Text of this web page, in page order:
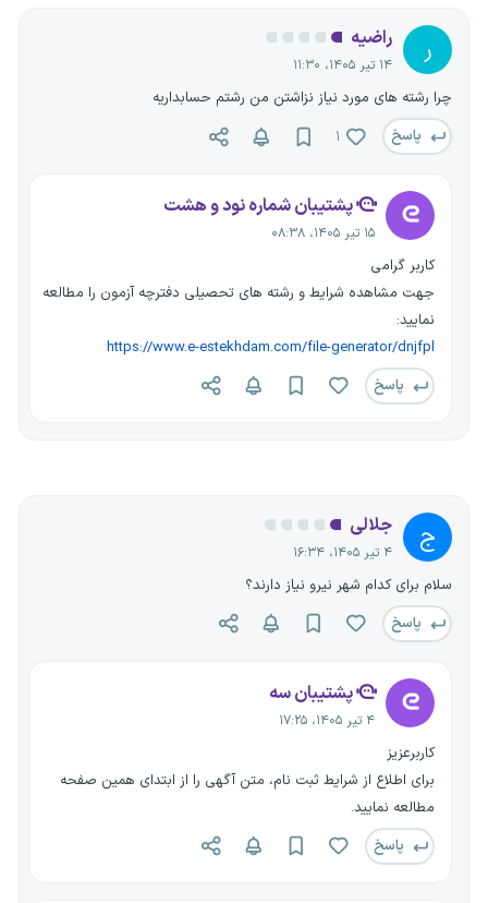
ر راضیه
۱۴ تیر ۱۴۰۵، ۱۱:۳۰
چرا رشته های مورد نیاز نزاشتن من رشتم حسابداریه
پاسخ
۱
پشتیبان شماره نود و هشت
۱۵ تیر ۱۴۰۵، ۰۸:۳۸
کاربر گرامی
جهت مشاهده شرایط و رشته های تحصیلی دفترچه آزمون را مطالعه
نمایید:
https://www.e-estekhdam.com/file-generator/dnjfpl
پاسخ
ج جلالی
۴ تیر ۱۴۰۵، ۱۶:۳۴
سلام برای کدام شهر نیرو نیاز دارند؟
پاسخ
پشتیبان سه
۴ تیر ۱۴۰۵، ۱۷:۲۵
کاربرعزیز
برای اطلاع از شرایط ثبت نام، متن آگهی را از ابتدای همین صفحه
مطالعه نمایید.
پاسخ